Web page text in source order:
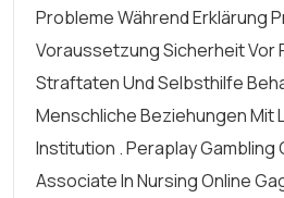
Probleme Während Erklärung
Voraussetzung Sicherheit Vor
Straftaten Und Selbsthilfe
Menschliche Beziehungen Mit
Institution . Peraplay Gambling
Associate In Nursing Online